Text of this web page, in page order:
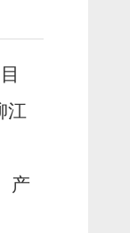
江
产